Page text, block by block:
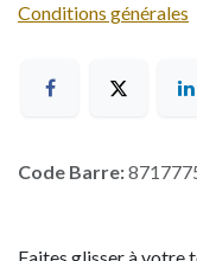
Conditions générales
Code Barre: